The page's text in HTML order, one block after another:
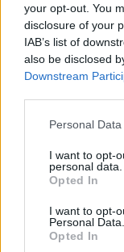
your opt-out. You
disclosure of your
IAB’s list of
also be disclosed
Downstream
Personal
I want to opt-
personal data.
Opted In
I want to opt-
Personal Data.
Opted In
5. A V R
6. V A R
7.
A N Z
8. A R I
A V R
N A I
N A
N A Z
R A